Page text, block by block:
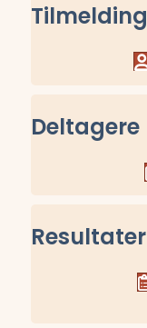
Tilmelding
Deltagere
Resultater